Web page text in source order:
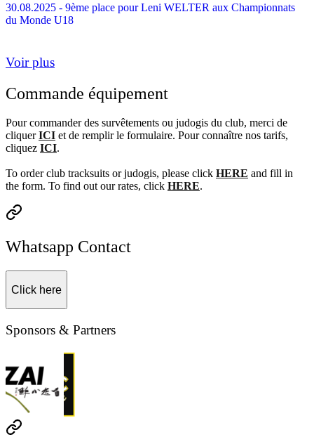
30.08.2025 - 9ème place pour Leni WELTER aux Championnats
du Monde U18
Voir plus
Commande équipement
Pour commander des survêtements ou judogis du club, merci de
cliquerICI et de remplir le formulaire. Pour connaître nos tarifs,
cliquez ICI.
To order club tracksuits or judogis, please click HERE and fill in
the form. To find out our rates, click HERE.
Whatsapp Contact
Click here
Sponsors & Partners